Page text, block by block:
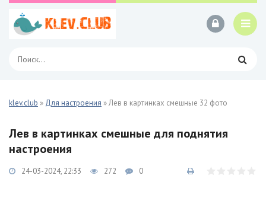
klev.club » Для настроения » Лев в картинках смешные 32 фото
Лев в картинках смешные для поднятия
настроения
24-03-2024, 22:33 272 0